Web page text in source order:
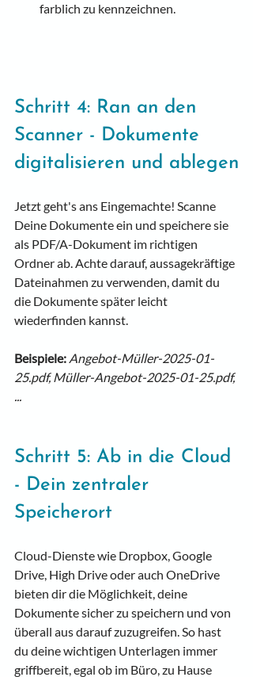
farblich zu kennzeichnen.
Schritt 4: Ran an den
Scanner - Dokumente
digitalisieren und ablegen
Jetzt geht's ans Eingemachte! Scanne
Deine Dokumente ein und speichere sie
als PDF/A-Dokument im richtigen
Ordner ab. Achte darauf, aussagekräftige
Dateinahmen zu verwenden, damit du
die Dokumente später leicht
wiederfinden kannst.
Beispiele: Angebot-Müller-2025-01-
25.pdf, Müller-Angebot-2025-01-25.pdf,
Schritt 5: Ab in die Cloud
- Dein zentraler
Speicherort
Cloud-Dienste wie Dropbox, Google
Drive, High Drive oder auch OneDrive
bieten dir die Möglichkeit, deine
Dokumente sicher zu speichern und von
überall aus darauf zuzugreifen. So hast
du deine wichtigen Unterlagen immer
griffbereit, egal ob im Büro, zu Hause